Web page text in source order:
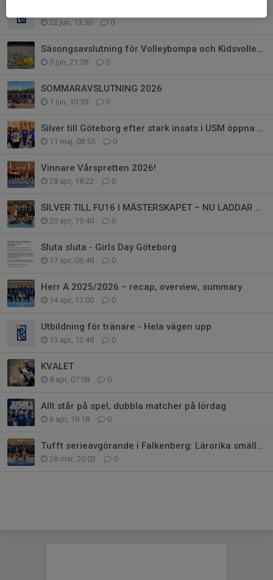
22 jun, 13:30 0
Säsongsavslutning för Volleybompa och Kidsvolley 1–3
3 jun, 21:38 0
SOMMARAVSLUTNING 2026
1 jun, 10:59 0
Silver till Göteborg efter stark insats i USM öppna klassen
11 maj, 08:55 0
Vinnare Vårspretten 2026!
28 apr, 18:22 0
SILVER TILL FU16 I MÄSTERSKAPET – NU LADDAR VI FÖR VÅRSPRETTEN!
20 apr, 19:40 0
Sluta sluta - Girls Day Göteborg
17 apr, 06:48 0
Herr A 2025/2026 – recap, overview, summary
14 apr, 17:00 0
Utbildning för tränare - Hela vägen upp
13 apr, 12:48 0
KVALET
8 apr, 07:08 0
Allt står på spel, dubbla matcher på lördag
6 apr, 19:18 0
Tufft serieavgörande i Falkenberg: Lärorika smällar för Akademigrabbar
28 mar, 20:03 0